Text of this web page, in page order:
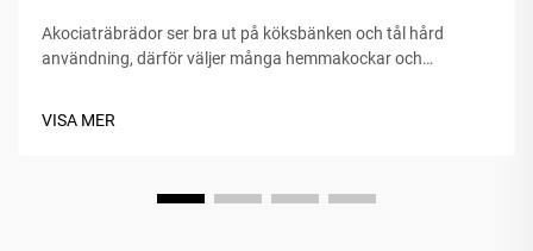
Akociaträbrädor ser bra ut på köksbänken och tål hård
användning, därför väljer många hemmakockar och
VISA MER